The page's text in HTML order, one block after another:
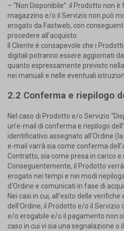
– “Non Disponibile”: il Prodotto non
magazzino e/o il Servizio non può
erogato da Fastweb, con
procedere all’acquisto.
Il Cliente è consapevole che i
digitali potranno essere aggiornati
quanto espressamente previsto
nei manuali e nelle eventuali
2.2 Conferma e riepilogo
Nel caso di Prodotto e/o Servizio
un’e-mail di conferma e riepilogo
identificativo assegnato all’Ordine (la
e-mail varrà sia come conferma
Contratto, sia come presa in carico e
Conseguentemente, il Prodotto
erogato nei tempi e nei modi
d’Ordine e comunicati in fase di
Nei casi in cui, all’esito delle
dell’Ordine, il Prodotto e/o il
e/o erogabile e/o il pagamento non
caso in cui vi sia una segnalazione o